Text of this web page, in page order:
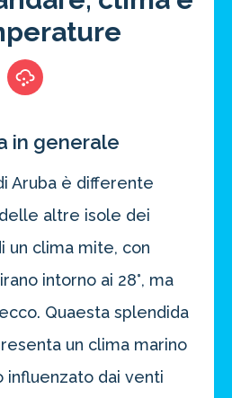
in generale
Aruba è differente
altre isole dei
un clima mite, con
intorno ai 28°, ma
Quaesta splendida
un clima marino
dai venti